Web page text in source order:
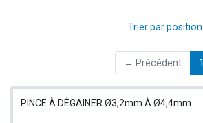
Trier par position
← Précédent 1
PINCE À DÉGAINER Ø3,2mm À Ø4,4mm